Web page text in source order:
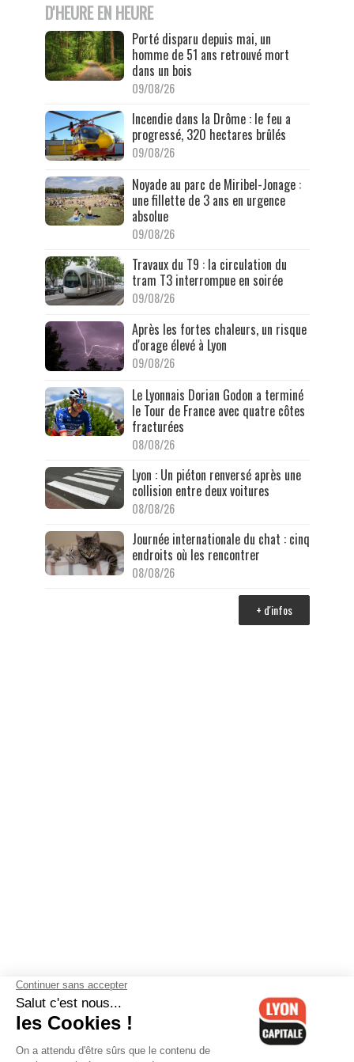
D'HEURE EN HEURE
Porté disparu depuis mai, un
homme de 51 ans retrouvé mort
dans un bois
09/08/26
Incendie dans la Drôme : le feu a
progressé, 320 hectares brûlés
09/08/26
Noyade au parc de Miribel-Jonage :
une fillette de 3 ans en urgence
absolue
09/08/26
Travaux du T9 : la circulation du
tram T3 interrompue en soirée
09/08/26
Après les fortes chaleurs, un risque
d'orage élevé à Lyon
09/08/26
Le Lyonnais Dorian Godon a terminé
le Tour de France avec quatre côtes
fracturées
08/08/26
Lyon : Un piéton renversé après une
collision entre deux voitures
08/08/26
Journée internationale du chat : cinq
endroits où les rencontrer
08/08/26
+ d'infos